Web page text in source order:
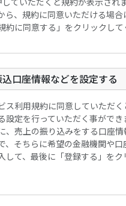
ら、規約に同意いただける場合
約に同意する」をクリックして
口座情報などを設定する
ス利用規約に同意していただ
設定を行っていただく事ができ
、売上の振り込みをする口座
、そちらに希望の金融機関や口
して、最後に「登録する」をク